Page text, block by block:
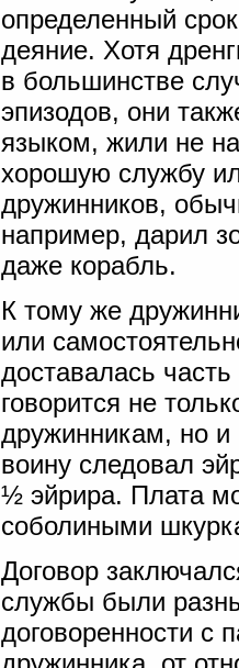
определенный
деяние. Хотя
в большинстве
эпизодов, они
языком, жили не
хорошую службу
дружинников,
например, дарил
даже корабль.
К тому же
или
доставалась
говорится не
дружинникам, но
воину следовал
½ эйрира. Плата
соболиными
Договор
службы были
договоренности с